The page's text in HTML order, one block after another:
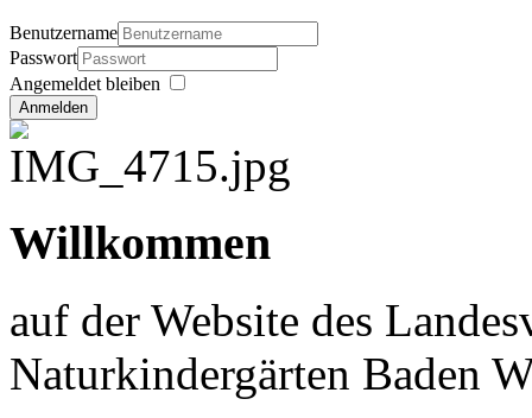
Benutzername
Passwort
Angemeldet bleiben
Anmelden
Willkommen
auf der Website des
Naturkindergärten Baden